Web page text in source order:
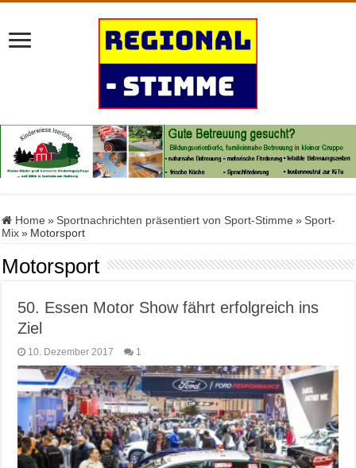
Home » Sportnachrichten präsentiert von Sport-Stimme » Sport-
Mix » Motorsport
Motorsport
50. Essen Motor Show fährt erfolgreich ins
Ziel
10. Dezember 2017 1